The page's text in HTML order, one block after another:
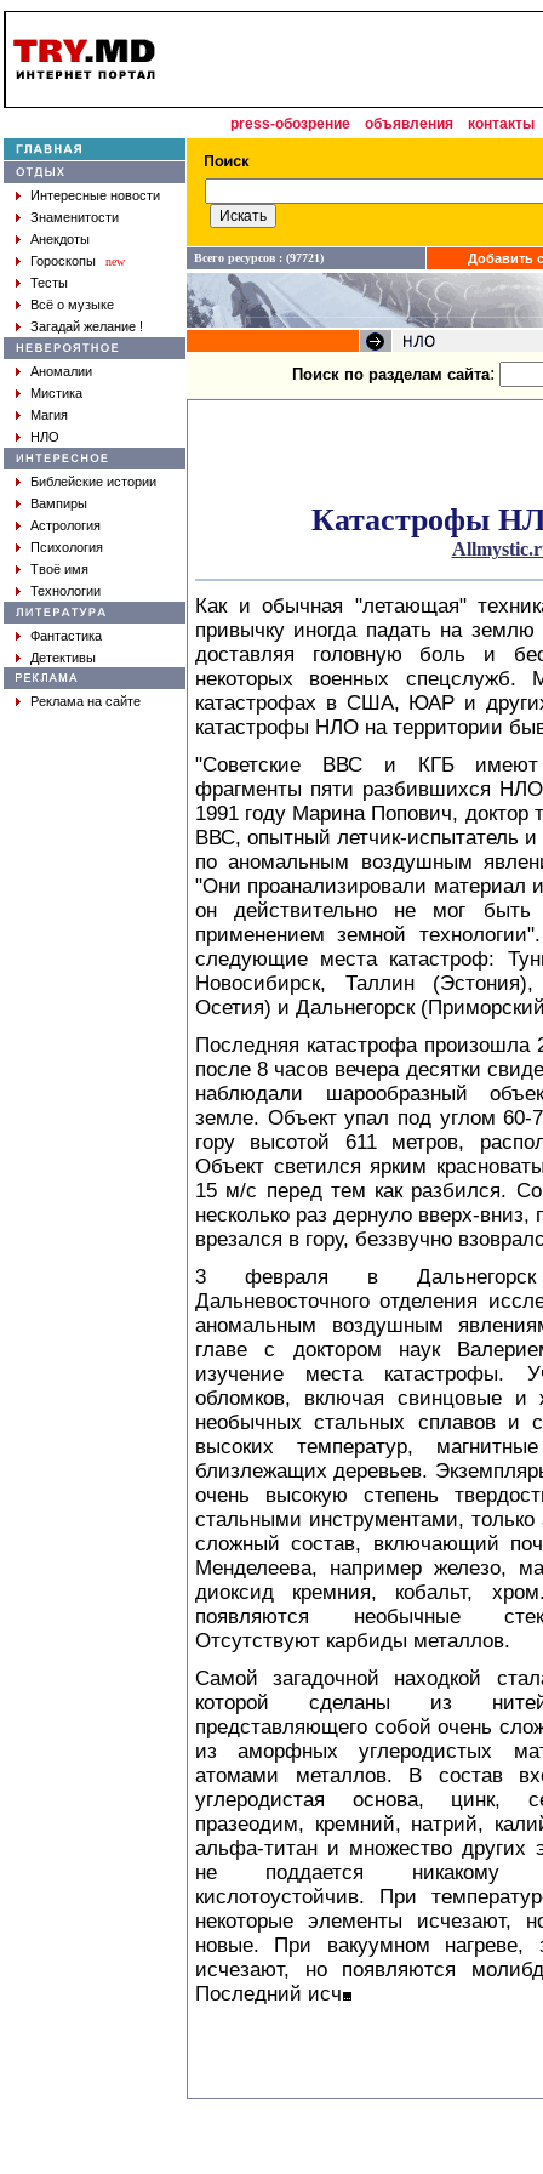
press-обозрение объявления контакты
Интересные новости
Знаменитости
Анекдоты
Гороскопы
new
Тесты
Всё о музыке
Загадай желание !
Аномалии
Мистика
Магия
НЛО
Библейские истории
Вампиры
Астрология
Психология
Твоё имя
Технологии
Фантастика
Детективы
Реклама на сайте
Всего ресурсов : (97721) Добавить
Поиск по разделам сайта:
Катастрофы
Как и обычная "летающая"
привычку иногда падать на
доставляя головную боль и
некоторых военных спецслужб.
катастрофах в США, ЮАР и
катастрофы НЛО на территории
"Советские ВВС и КГБ имеют
фрагменты пяти разбившихся
1991 году Марина Попович, доктор
ВВС, опытный летчик-испытатель и
по аномальным воздушным
"Они проанализировали материал
он действительно не мог
применением земной
следующие места катастроф:
Новосибирск, Таллин
Осетия) и Дальнегорск
Последняя катастрофа произошла
после 8 часов вечера десятки
наблюдали шарообразный
земле. Объект упал под углом 60-
гору высотой 611 метров,
Объект светился ярким
15 м/с перед тем как разбился.
несколько раз дернуло вверх-
врезался в гору, беззвучно
3 февраля в Дальнегорск
Дальневосточного отделения
аномальным воздушным
главе с доктором наук
изучение места катастрофы.
обломков, включая свинцовые и
необычных стальных сплавов и
высоких температур,
близлежащих деревьев.
очень высокую степень
стальными инструментами,
сложный состав, включающий
Менделеева, например железо,
диоксид кремния, кобальт,
появляются необычные
Отсутствуют карбиды металлов.
Самой загадочной находкой
которой сделаны из
представляющего собой очень
из аморфных углеродистых
атомами металлов. В состав
углеродистая основа, цинк,
празеодим, кремний, натрий,
альфа-титан и множество других
не поддается никакому
кислотоустойчив. При
некоторые элементы исчезают,
новые. При вакуумном нагреве,
исчезают, но появляются
Последний исч